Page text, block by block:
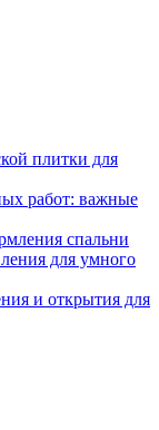
плитки для
работ: важные
спальни
для умного
и открытия для